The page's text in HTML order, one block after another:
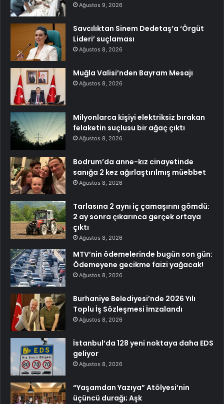
Ağustos 9, 2026
Savcılıktan Sinem Dedetaş’a ‘Örgüt
Lideri’ suçlaması
Ağustos 8, 2026
Muğla Valisi’nden Bayram Mesajı
Ağustos 8, 2026
Milyonlarca kişiyi elektriksiz bırakan
felaketin suçlusu bir ağaç çıktı
Ağustos 8, 2026
Bodrum’da anne-kız cinayetinde
sanığa 2 kez ağırlaştırılmış müebbet
Ağustos 8, 2026
Tarlasına 2 aynı iç çamaşırını gömdü:
2 ay sonra çıkarınca gerçek ortaya
çıktı
Ağustos 8, 2026
MTV’nin ödemelerinde bugün son gün:
Ödemeyene gecikme faizi yağacak!
Ağustos 8, 2026
Burhaniye Belediyesi’nde 2026 Yılı
Toplu İş Sözleşmesi İmzalandı
Ağustos 8, 2026
İstanbul’da 128 yeni noktaya daha EDS
geliyor
Ağustos 8, 2026
“Yaşamdan Yazıya” Atölyesi’nin
üçüncü durağı; Aşk